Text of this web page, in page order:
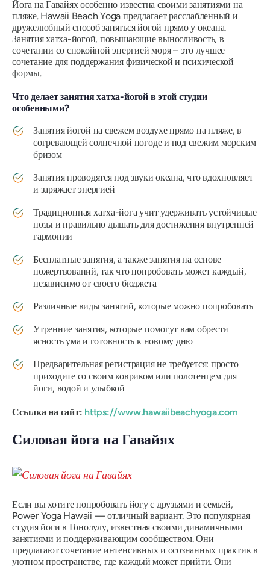
Йога на Гавайях особенно известна своими занятиями на
пляже. Hawaii Beach Yoga предлагает расслабленный и
дружелюбный способ заняться йогой прямо у океана.
Занятия хатха-йогой, повышающие выносливость, в
сочетании со спокойной энергией моря – это лучшее
сочетание для поддержания физической и психической
формы.
Что делает занятия хатха-йогой в этой студии
особенными?
Занятия йогой на свежем воздухе прямо на пляже, в
согревающей солнечной погоде и под свежим морским
бризом
Занятия проводятся под звуки океана, что вдохновляет
и заряжает энергией
Традиционная хатха-йога учит удерживать устойчивые
позы и правильно дышать для достижения внутренней
гармонии
Бесплатные занятия, а также занятия на основе
пожертвований, так что попробовать может каждый,
независимо от своего бюджета
Различные виды занятий, которые можно попробовать
Утренние занятия, которые помогут вам обрести
ясность ума и готовность к новому дню
Предварительная регистрация не требуется: просто
приходите со своим ковриком или полотенцем для
йоги, водой и улыбкой
Ссылка на сайт: https://www.hawaiibeachyoga.com
Силовая йога на Гавайях
Если вы хотите попробовать йогу с друзьями и семьей,
Power Yoga Hawaii — отличный вариант. Это популярная
студия йоги в Гонолулу, известная своими динамичными
занятиями и поддерживающим сообществом. Они
предлагают сочетание интенсивных и осознанных практик в
уютном пространстве, где каждый может прийти. Они